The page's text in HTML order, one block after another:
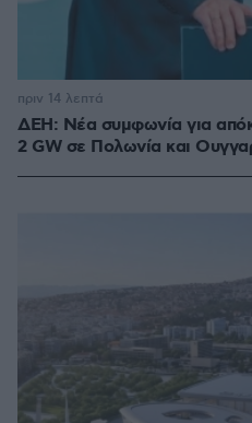
ΔΕΗ: Νέα συμφωνία για
2 GW σε Πολωνία και
πριν 14 λεπτά